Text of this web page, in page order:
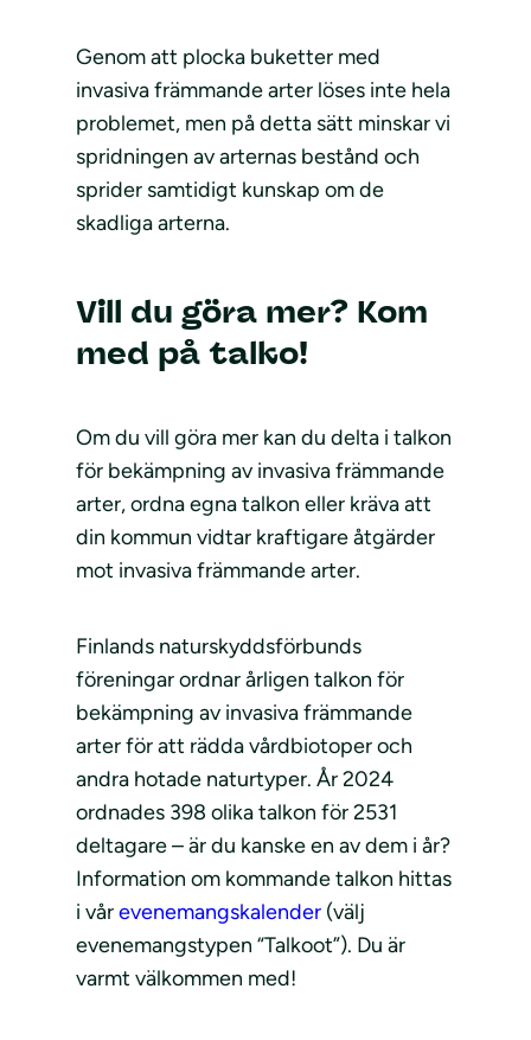
Genom att plocka buketter med
invasiva främmande arter löses inte hela
problemet, men på detta sätt minskar vi
spridningen av arternas bestånd och
sprider samtidigt kunskap om de
skadliga arterna.
Vill du göra mer? Kom
med på talko!
Om du vill göra mer kan du delta i talkon
för bekämpning av invasiva främmande
arter, ordna egna talkon eller kräva att
din kommun vidtar kraftigare åtgärder
mot invasiva främmande arter.
Finlands naturskyddsförbunds
föreningar ordnar årligen talkon för
bekämpning av invasiva främmande
arter för att rädda vårdbiotoper och
andra hotade naturtyper. År 2024
ordnades 398 olika talkon för 2531
deltagare – är du kanske en av dem i år?
Information om kommande talkon hittas
i vårevenemangskalender (välj
evenemangstypen “Talkoot”). Du är
varmt välkommen med!